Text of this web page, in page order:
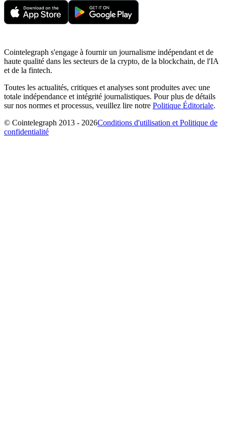
Cointelegraph s'engage à fournir un journalisme indépendant et de
haute qualité dans les secteurs de la crypto, de la blockchain, de l'IA
et de la fintech.
Toutes les actualités, critiques et analyses sont produites avec une
totale indépendance et intégrité journalistiques. Pour plus de détails
sur nos normes et processus, veuillez lire notre Politique Éditoriale.
© Cointelegraph 2013 - 2026Conditions d'utilisation et Politique de
confidentialité